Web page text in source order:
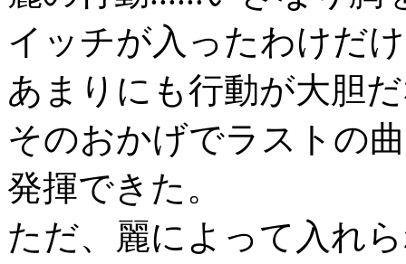
イッチが入ったわけだ
あまりにも行動が大胆
そのおかげでラストの
発揮できた。
ただ、麗によって入れ